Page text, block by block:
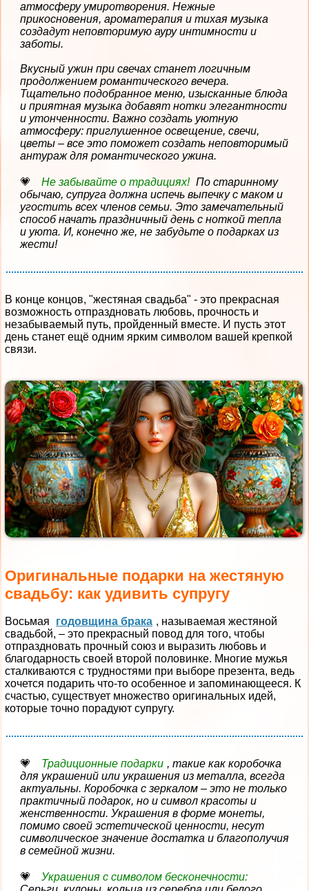
атмосферу умиротворения. Нежные
прикосновения, ароматерапия и тихая музыка
создадут неповторимую ауру интимности и
заботы.
Вкусный ужин при свечах станет логичным
продолжением романтического вечера.
Тщательно подобранное меню, изысканные блюда
и приятная музыка добавят нотки элегантности
и утонченности. Важно создать уютную
атмосферу: приглушенное освещение, свечи,
цветы – все это поможет создать неповторимый
антураж для романтического ужина.
Не забывайте о традициях! По старинному
обычаю, супруга должна испечь выпечку с маком и
угостить всех членов семьи. Это замечательный
способ начать праздничный день с ноткой тепла
и уюта. И, конечно же, не забудьте о подарках из
жести!
В конце концов, "жестяная свадьба" - это прекрасная
возможность отпраздновать любовь, прочность и
незабываемый путь, пройденный вместе. И пусть этот
день станет ещё одним ярким символом вашей крепкой
связи.
Оригинальные подарки на жестяную
свадьбу: как удивить супругу
Восьмая годовщина брака , называемая жестяной
свадьбой, – это прекрасный повод для того, чтобы
отпраздновать прочный союз и выразить любовь и
благодарность своей второй половинке. Многие мужья
сталкиваются с трудностями при выборе презента, ведь
хочется подарить что-то особенное и запоминающееся. К
счастью, существует множество оригинальных идей,
которые точно порадуют супругу.
Традиционные подарки , такие как коробочка
для украшений или украшения из металла, всегда
актуальны. Коробочка с зеркалом – это не только
практичный подарок, но и символ красоты и
женственности. Украшения в форме монеты,
помимо своей эстетической ценности, несут
символическое значение достатка и благополучия
в семейной жизни.
Украшения с символом бесконечности: